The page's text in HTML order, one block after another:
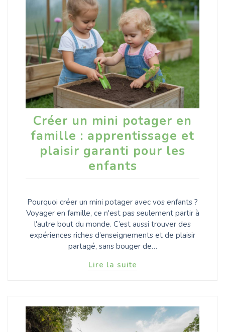
Créer un mini potager en
famille : apprentissage et
plaisir garanti pour les
enfants
Pourquoi créer un mini potager avec vos enfants ?
Voyager en famille, ce n'est pas seulement partir à
l'autre bout du monde. C’est aussi trouver des
expériences riches d’enseignements et de plaisir
partagé, sans bouger de…
Lire la suite